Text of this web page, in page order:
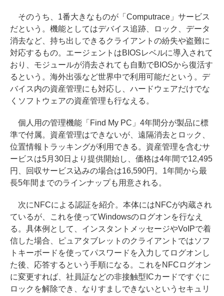
そのうち、1番大きなものが「Computrace」サービス
だという。機能としてはデバイス追跡、ロック、データ
消去など、持ち出しできるクライアントの紛失や盗難に
対応するもの。エージェントはBIOSレベルに導入されて
おり、モジュールが消去されても自動でBIOSから復活す
るという。海外出張など世界中で利用可能だという。デ
バイス内の資産管理にも対応し、ハードウェアだけでな
くソフトウェアの資産管理も行なえる。
個人用の管理機能「Find My PC」4年間分が製品に標
準で付属。資産管理はできないが、遠隔消去とロック、
位置情報トラッキングが利用できる。資産管理を含むサ
ービスは5月30日より提供開始し、価格は4年間で12,495
円、回収サービス込みの場合は16,590円。1年間から最
長5年間までのラインナップも用意される。
次にNFCによる認証を紹介。本体にはNFCが内蔵され
ているが、これを使ってWindowsのログオンを行なえ
る。具体例として、インスタントメッセージやVoIPで着
信した場合、ピュアタブレットのクライアントではソフ
トキーボードを使ってパスワードを入力してログオンし
た後、応答するという手順になる。これをNFCログオン
に変更すれば、社員証などの非接触型ICカードですぐに
ロックを解除でき、なりすましできないというセキュリ